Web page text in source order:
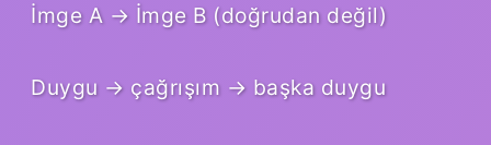
İmge A → İmge B (doğrudan değil)
Duygu → çağrışım → başka duygu